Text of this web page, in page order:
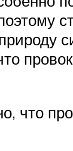
что